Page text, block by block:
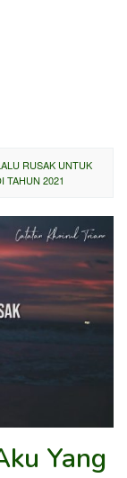
RUSAK UNTUK
TAHUN 2021
Yang